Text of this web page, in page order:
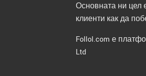
Основната ни цел
клиенти как да
Follol.com е
Ltd